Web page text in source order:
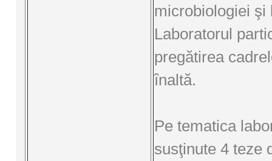
microbiologiei şi
Laboratorul
pregătirea
înaltă.
Pe tematica
susţinute 4 teze